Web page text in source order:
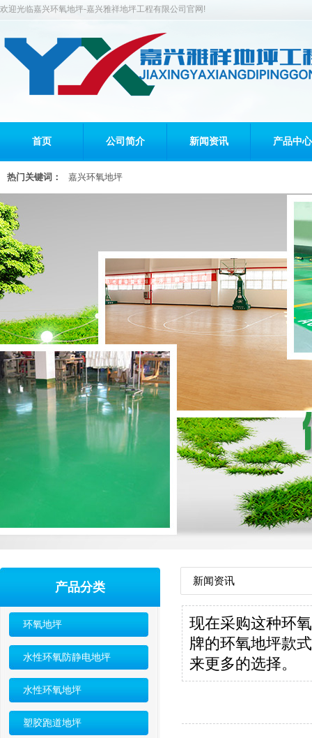
欢迎光临嘉兴环氧地坪-嘉兴雅祥地坪工程有限公司官网!
首页 公司简介 新闻资讯 产品中心
热门关键词： 嘉兴环氧地坪
产品分类
环氧地坪
水性环氧防静电地坪
水性环氧地坪
塑胶跑道地坪
新闻资讯
现在采购这种环
牌的环氧地坪款
来更多的选择。